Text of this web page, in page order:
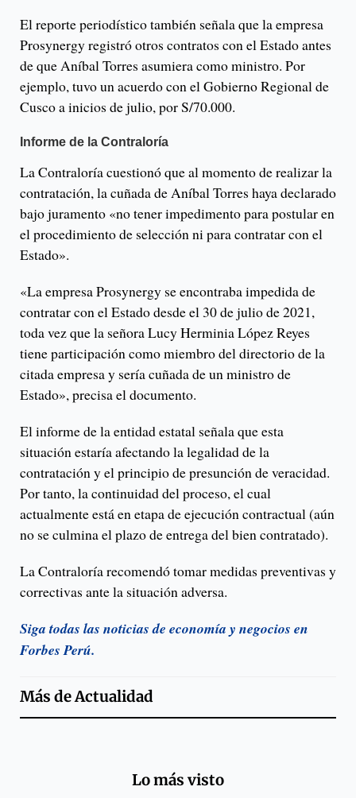
El reporte periodístico también señala que la empresa
Prosynergy registró otros contratos con el Estado antes
de que Aníbal Torres asumiera como ministro. Por
ejemplo, tuvo un acuerdo con el Gobierno Regional de
Cusco a inicios de julio, por S/70.000.
Informe de la Contraloría
La Contraloría cuestionó que al momento de realizar la
contratación, la cuñada de Aníbal Torres haya declarado
bajo juramento «no tener impedimento para postular en
el procedimiento de selección ni para contratar con el
Estado».
«La empresa Prosynergy se encontraba impedida de
contratar con el Estado desde el 30 de julio de 2021,
toda vez que la señora Lucy Herminia López Reyes
tiene participación como miembro del directorio de la
citada empresa y sería cuñada de un ministro de
Estado», precisa el documento.
El informe de la entidad estatal señala que esta
situación estaría afectando la legalidad de la
contratación y el principio de presunción de veracidad.
Por tanto, la continuidad del proceso, el cual
actualmente está en etapa de ejecución contractual (aún
no se culmina el plazo de entrega del bien contratado).
La Contraloría recomendó tomar medidas preventivas y
correctivas ante la situación adversa.
Siga todas las noticias de economía y negocios en
Forbes Perú.
Más deActualidad
Lo más visto